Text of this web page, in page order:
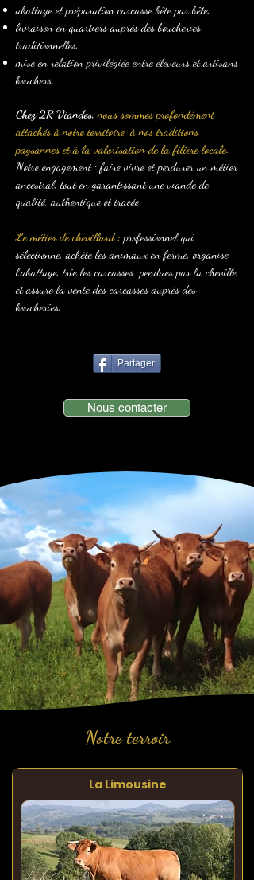
abattage et préparation carcasse bête par bête,
livraison en quartiers auprès des boucheries
traditionnelles,
mise en relation privilégiée entre éleveurs et artisans
bouchers.
Chez 2R Viandes,nous sommes profondément
attachés à notre territoire, à nos traditions
paysannes et à la valorisation de la filière locale.
Notre engagement : faire vivre et perdurer un métier
ancestral, tout en garantissant une viande de
qualité, authentique et tracée.
Le métier de chevillard : professionnel qui
sélectionne, achète les animaux en ferme, organise
l’abattage, trie les carcasses pendues par la cheville
et assure la vente des carcasses auprès des
boucheries.
Partager
Nous contacter
Notre terroir
La Limousine